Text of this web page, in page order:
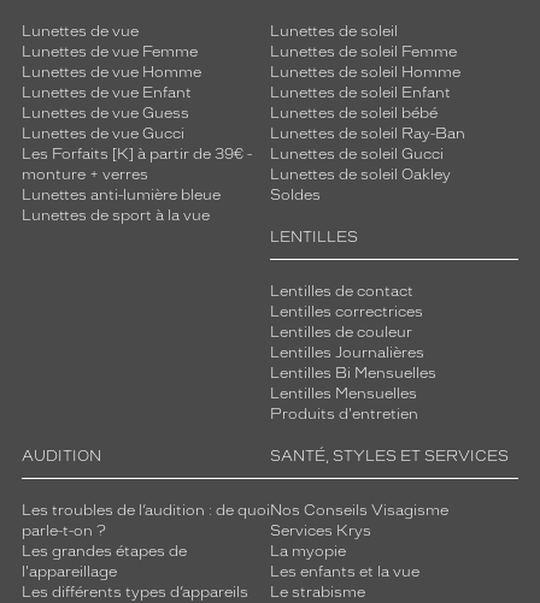
Lunettes de vue
Lunettes de vue Femme
Lunettes de vue Homme
Lunettes de vue Enfant
Lunettes de vue Guess
Lunettes de vue Gucci
Les Forfaits [K] à partir de 39€ -
monture + verres
Lunettes anti-lumière bleue
Lunettes de sport à la vue
Lunettes de soleil
Lunettes de soleil Femme
Lunettes de soleil Homme
Lunettes de soleil Enfant
Lunettes de soleil bébé
Lunettes de soleil Ray-Ban
Lunettes de soleil Gucci
Lunettes de soleil Oakley
Soldes
LENTILLES
Lentilles de contact
Lentilles correctrices
Lentilles de couleur
Lentilles Journalières
Lentilles Bi Mensuelles
Lentilles Mensuelles
Produits d'entretien
AUDITION
Les troubles de l’audition : de quoi
parle-t-on ?
Les grandes étapes de
l'appareillage
Les différents types d’appareils
SANTÉ, STYLES ET SERVICES
Nos Conseils Visagisme
Services Krys
La myopie
Les enfants et la vue
Le strabisme